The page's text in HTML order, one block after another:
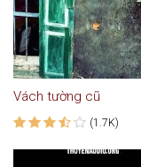
Vách tường cũ
(1.7K)